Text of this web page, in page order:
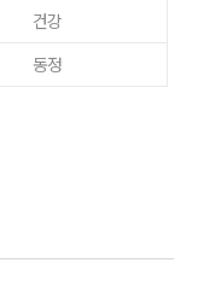
건강
동정